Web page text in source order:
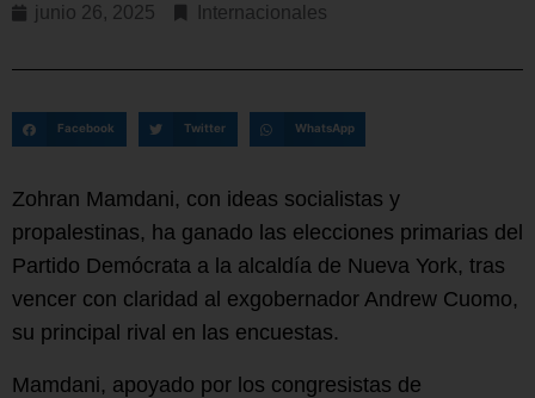
junio 26, 2025 Internacionales
Facebook Twitter WhatsApp
Zohran Mamdani, con ideas socialistas y
propalestinas, ha ganado las elecciones primarias del
Partido Demócrata a la alcaldía de Nueva York, tras
vencer con claridad al exgobernador Andrew Cuomo,
su principal rival en las encuestas.
Mamdani, apoyado por los congresistas de